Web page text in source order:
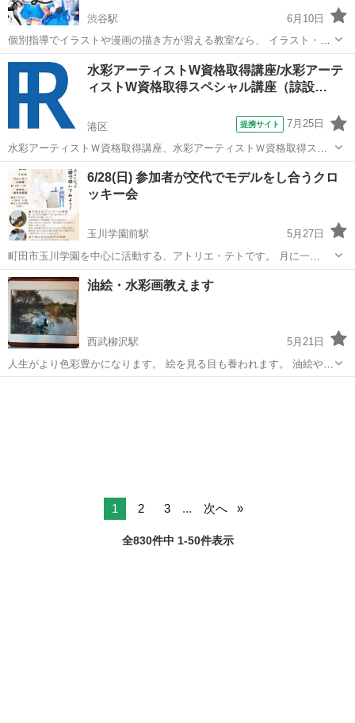
渋谷駅
6月10日
個別指導でイラストや漫画の描き方が習える教室なら、 イラスト・マ
ンガ教室egaco東京渋谷校へ！ プロのイラストレーターや漫画家か
ら、個別指導で描き方が学べます。まったく初心者の小学生から社会
人から幅広い年齢層・...
東京 渋谷区 渋谷駅 イラスト 漫画の描き方
水彩アーティストW資格取得講座/水彩アーテ
ィストW資格取得スペシャル講座（諒設…
港区 提携サイト 7月25日
水彩アーティストＷ資格取得講座、水彩アーティストＷ資格取得スペ
シャル講座では水彩の基本知識から水彩の手順やコツ、さまざまな技
法をテキストにそって実際に描きながら学べる講座となっています。
初心者の方でも問題なく進められるカリ...
東京 港区 デッサン
6/28(日) 参加者が交代でモデルをし合うクロ
ッキー会
玉川学園前駅
5月27日
町田市玉川学園を中心に活動する、アトリエ・テトです。 月に一
回、“つくるを楽しむ” をテーマとした制作の場を定期的に開催してい
ます。 午前中は月替わりのプログラム、午後は自由な制作となります
が、 今月は参加者が交代でモデ...
東京 町田市 玉川学園前駅 絵画
油絵・水彩画教えます
西武柳沢駅
5月21日
人生がより色彩豊かになります。 絵を見る目も養われます。 油絵や水
彩画の描き方お教えします。 場所は講師の西東京自宅か、お近くであ
1 2 3 ... 次へ
全830件中 1-50件表示